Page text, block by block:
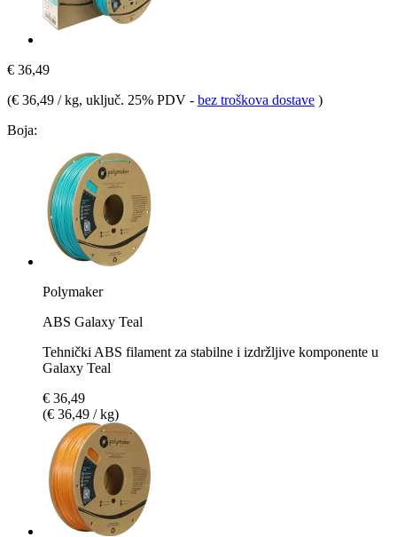
€ 36,49
(€ 36,49 / kg, uključ. 25% PDV - bez troškova dostave )
Boja:
Polymaker
ABS Galaxy Teal
Tehnički ABS filament za stabilne i izdržljive komponente u
Galaxy Teal
€ 36,49
(€ 36,49 / kg)